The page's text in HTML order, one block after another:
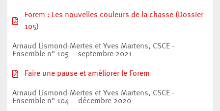
Forem : Les nouvelles couleurs de la chasse (Dossier
105)
Arnaud Lismond-Mertes et Yves Martens, CSCE -
Ensemble n° 105 – septembre 2021
Faire une pause et améliorer le Forem
Arnaud Lismond-Mertes et Yves Martens, CSCE -
Ensemble n° 104 – décembre 2020